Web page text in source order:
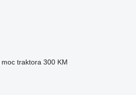
traktora 300 KM